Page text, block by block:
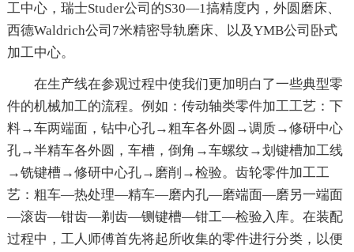
工中心，瑞士Studer公司的S30—1搞精度内，外圆磨床、
西德Waldrich公司7米精密导轨磨床、以及YMB公司卧式
加工中心。
在生产线在参观过程中使我们更加明白了一些典型零
件的机械加工的流程。例如：传动轴类零件加工工艺：下
料→车两端面，钻中心孔→粗车各外圆→调质→修研中心
孔→半精车各外圆，车槽，倒角→车螺纹→划键槽加工线
→铣键槽→修研中心孔→磨削→检验。齿轮零件加工工
艺：粗车—热处理—精车—磨内孔—磨端面—磨另一端面
—滚齿—钳齿—剃齿—铡键槽—钳工—检验入库。在装配
过程中，工人师傅首先将起所收集的零件进行分类，以便